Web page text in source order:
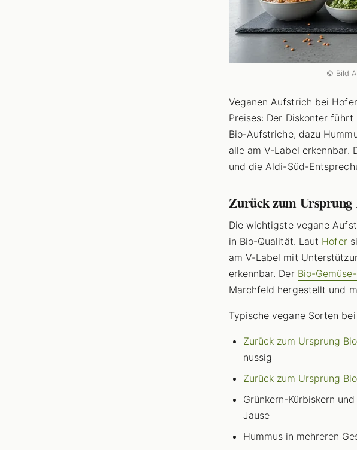
© Bild
Veganen Aufstrich bei
Preises: Der Diskonter
Bio-Aufstriche, dazu
alle am V-Label erkennbar.
und die Aldi-Süd-
Zurück zum Ursprung
Die wichtigste vegane
in Bio-Qualität. Laut Hofer
am V-Label mit
erkennbar. Der Bio-
Marchfeld hergestellt und
Typische vegane Sorten
Zurück zum Ursprung
nussig
Zurück zum Ursprung
Grünkern-Kürbiskern
Jause
Hummus in mehreren